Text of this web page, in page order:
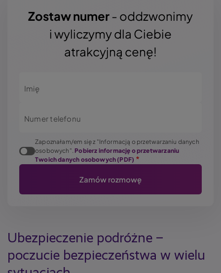
Zostaw numer- oddzwonimy
i wyliczymy dla Ciebie
atrakcyjną cenę!
Imię
Numer telefonu
Zapoznałam/em się z "Informacją o przetwarzaniu danych
osobowych". Pobierz informację o przetwarzaniu
Twoich danych osobowych (PDF)
Ubezpieczenie podróżne –
poczucie bezpieczeństwa w wielu